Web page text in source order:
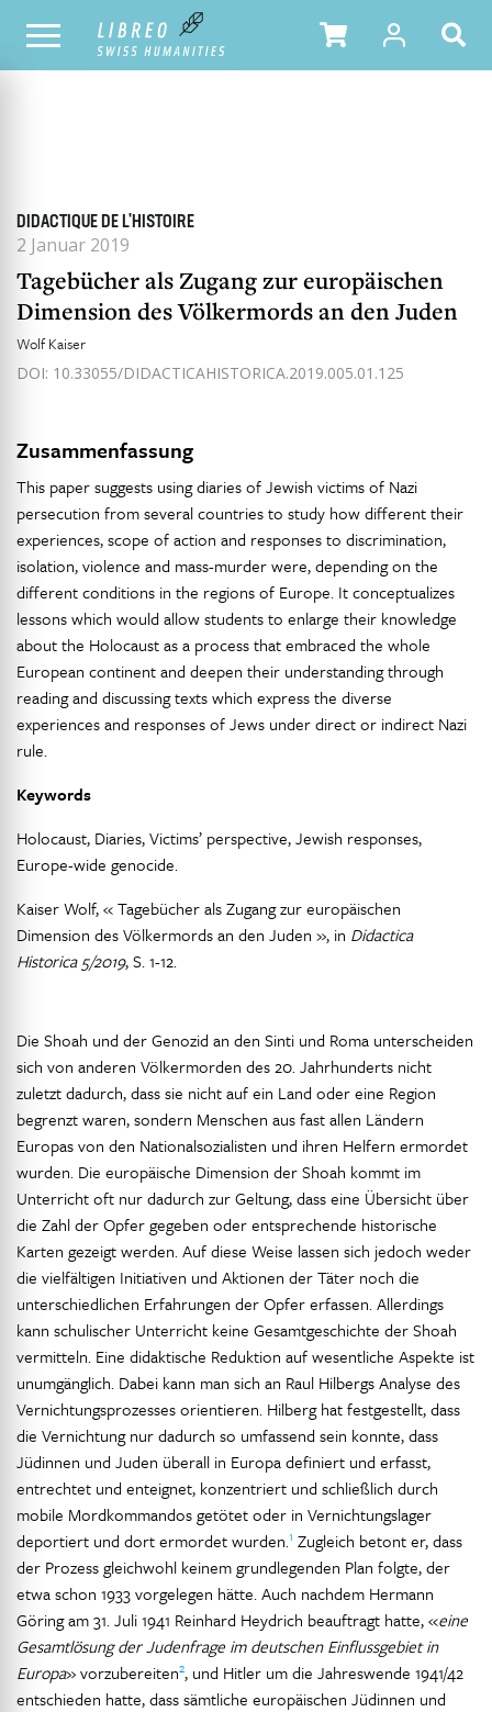
ALLE HEFTE INHALTSÜBERSICHT DER AUSGABE
DIDACTIQUE DE L'HISTOIRE
2 Januar 2019
Tagebücher als Zugang zur europäischen
Dimension des Völkermords an den Juden
Wolf Kaiser
DOI: 10.33055/DIDACTICAHISTORICA.2019.005.01.125
Zusammenfassung
This paper suggests using diaries of Jewish victims of Nazi
persecution from several countries to study how different their
experiences, scope of action and responses to discrimination,
isolation, violence and mass-murder were, depending on the
different conditions in the regions of Europe. It conceptualizes
lessons which would allow students to enlarge their knowledge
about the Holocaust as a process that embraced the whole
European continent and deepen their understanding through
reading and discussing texts which express the diverse
experiences and responses of Jews under direct or indirect Nazi
rule.
Keywords
Holocaust, Diaries, Victims’ perspective, Jewish responses,
Europe-wide genocide.
Kaiser Wolf, « Tagebücher als Zugang zur europäischen
Dimension des Völkermords an den Juden », in Didactica
Historica 5/2019, S. 1-12.
Die Shoah und der Genozid an den Sinti und Roma unterscheiden
sich von anderen Völkermorden des 20. Jahrhunderts nicht
zuletzt dadurch, dass sie nicht auf ein Land oder eine Region
begrenzt waren, sondern Menschen aus fast allen Ländern
Europas von den Nationalsozialisten und ihren Helfern ermordet
wurden. Die europäische Dimension der Shoah kommt im
Unterricht oft nur dadurch zur Geltung, dass eine Übersicht über
die Zahl der Opfer gegeben oder entsprechende historische
Karten gezeigt werden. Auf diese Weise lassen sich jedoch weder
die vielfältigen Initiativen und Aktionen der Täter noch die
unterschiedlichen Erfahrungen der Opfer erfassen. Allerdings
kann schulischer Unterricht keine Gesamtgeschichte der Shoah
vermitteln. Eine didaktische Reduktion auf wesentliche Aspekte ist
unumgänglich. Dabei kann man sich an Raul Hilbergs Analyse des
Vernichtungsprozesses orientieren. Hilberg hat festgestellt, dass
die Vernichtung nur dadurch so umfassend sein konnte, dass
Jüdinnen und Juden überall in Europa definiert und erfasst,
entrechtet und enteignet, konzentriert und schließlich durch
mobile Mordkommandos getötet oder in Vernichtungslager
deportiert und dort ermordet wurden.1 Zugleich betont er, dass
der Prozess gleichwohl keinem grundlegenden Plan folgte, der
etwa schon 1933 vorgelegen hätte. Auch nachdem Hermann
Göring am 31. Juli 1941 Reinhard Heydrich beauftragt hatte, «eine
Gesamtlösung der Judenfrage im deutschen Einflussgebiet in
Europa» vorzubereiten2, und Hitler um die Jahreswende 1941/42
entschieden hatte, dass sämtliche europäischen Jüdinnen und